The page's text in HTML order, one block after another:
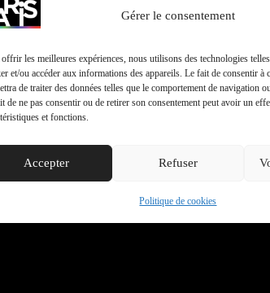
Gérer le consentement
les meilleures expériences, nous utilisons des technologies
et/ou accéder aux informations des appareils. Le fait de consentir à
de traiter des données telles que le comportement de navigation
de ne pas consentir ou de retirer son consentement peut avoir un
et fonctions.
Accepter Refuser
Politique de cookies